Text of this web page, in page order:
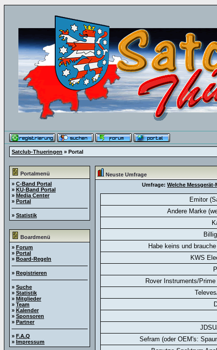
Satclub-Thueringen » Portal
Portalmenü
» C-Band Portal
» KU-Band Portal
» Media Center
» Portal
» Statistik
Boardmenü
» Forum
» Portal
» Board-Regeln
» Registrieren
» Suche
» Statistik
» Mitglieder
» Team
» Kalender
» Sponsoren
» Partner
» F.A.Q
» Impressum
Neuste Umfrage
Umfrage: Welche
Emitor
Andere Marke
Habe keins und
KWS
Rover Instruments/
Sefram (oder OEM's: